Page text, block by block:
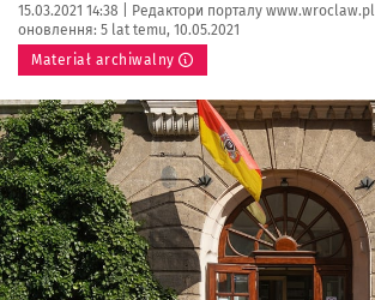
Data publikacji:
15.03.2021 14:38 | Autor:
Редактори порталу www.wroclaw.pl
оновлення: 5 lat temu, 10.05.2021
Materiał archiwalny
Kliknij, aby powiększyć